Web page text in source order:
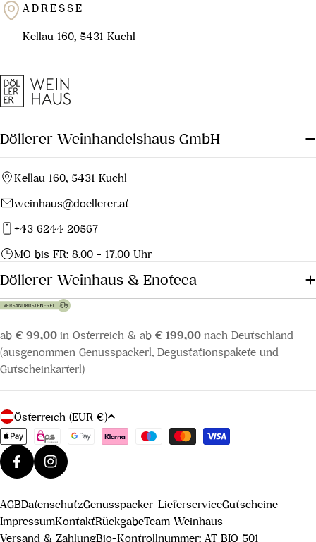
ADRESSE
Kellau 160, 5431 Kuchl
Döllerer Weinhandelshaus GmbH
Kellau 160, 5431 Kuchl
weinhaus@doellerer.at
+43 6244 20567
MO bis FR: 8.00 - 17.00 Uhr
Döllerer Weinhaus & Enoteca
ab € 99,00 in Österreich & ab € 199,00 nach Deutschland
(ausgenommen Genusspackerl, Degustationspakete und
Gutscheinkarterl)
L
a
n
d
R
e
Österreich (EUR €)
Zahlungsmethoden
FacebookInstagram
AGBDatenschutzGenusspacker-LieferserviceGutscheine
ImpressumKontaktRückgabeTeam Weinhaus
Versand & ZahlungBio-Kontrollnummer: AT BIO 501